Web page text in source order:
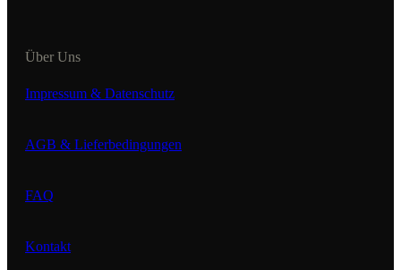
Über Uns
Impressum & Datenschutz
AGB & Lieferbedingungen
FAQ
Kontakt